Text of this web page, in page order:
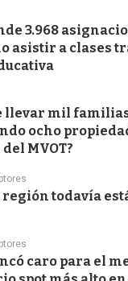
3.968
asistir a clases
llevar mil familias
ocho
MVOT?
región todavía
caro para el